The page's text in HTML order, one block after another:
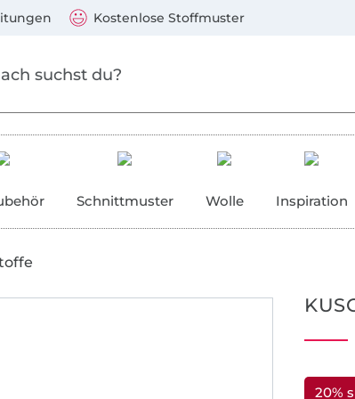
Kostenlose Stoffmuster
Schnittmuster Wolle Inspiration
20%
Mastercard, PayPal, Giropay, Kauf auf